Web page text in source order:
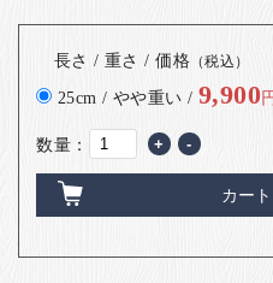
長さ / 重さ / 価格 （税込）
25cm / やや重い / 9,900
数量： + -
カー